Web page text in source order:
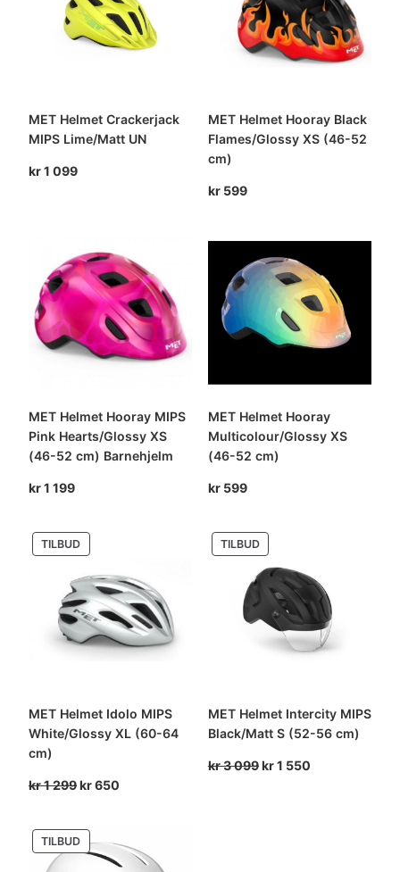
MET Helmet Crackerjack
MIPS Lime/Matt UN
kr1 099
MET Helmet Hooray Black
Flames/Glossy XS (46-52
cm)
kr599
MET Helmet Hooray MIPS
Pink Hearts/Glossy XS
(46-52 cm) Barnehjelm
kr1 199
MET Helmet Hooray
Multicolour/Glossy XS
(46-52 cm)
kr599
TILBUDPRODUKT
PÅ
SALG
MET Helmet Idolo MIPS
White/Glossy XL (60-64
cm)
kr1 299Opprinnelig
kr 1
299.
kr650
kr 650.
TILBUDPRODUKT
PÅ
SALG
MET Helmet Intercity MIPS
Black/Matt S (52-56 cm)
kr3 099Opprinnelig
kr1 550Nåværende
TILBUDPRODUKT
PÅ